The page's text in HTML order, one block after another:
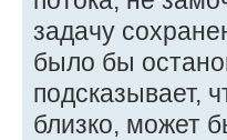
задачу
было бы
подсказывает,
близко, может